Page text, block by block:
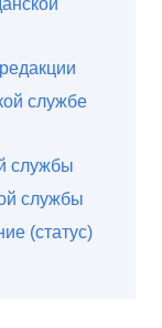
службе
службы
службы
(статус)